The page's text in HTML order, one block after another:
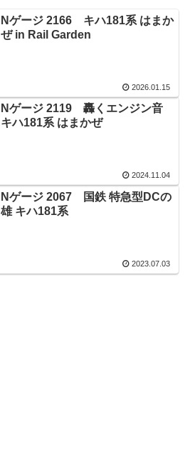
Nゲージ 2166 キハ181系 はまか
ぜ in Rail Garden
2026.01.15
Nゲージ 2119 轟くエンジン音
キハ181系 はまかぜ
2024.11.04
Nゲージ 2067 国鉄 特急型DCの
雄 キハ181系
2023.07.03